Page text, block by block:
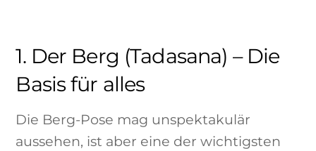
1. Der Berg (Tadasana) – Die
Basis für alles
Die Berg-Pose mag unspektakulär
aussehen, ist aber eine der wichtigsten